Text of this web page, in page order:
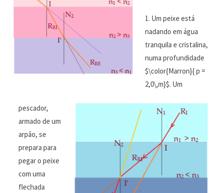
Um peixe está
nadando em água
tranquila e cristalina,
numa profundidade
$\color{Marron}{ p =
2,0\,m}$. Um
pescador,
armado de um
arpão, se
prepara para
pegar o peixe
com uma
flechada